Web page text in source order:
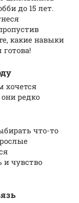
до 15 лет.
какие навыки
хочется
редко
что-то
и чувство